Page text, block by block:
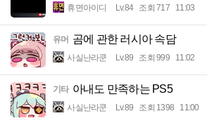
휴면아이디 Lv.84 조회 717 11:03
유머 곰에 관한 러시아 속담
사실난라쿤 Lv.89 조회 999 11:02
기타 아내도 만족하는 PS5
사실난라쿤 Lv.89 조회 1398 11:00